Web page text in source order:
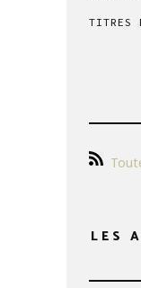
TITRES
LES